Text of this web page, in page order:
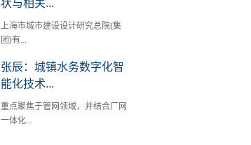
状与相关...
上海市城市建设设计研究总院(集
团)有...
张辰：城镇水务数字化智
能化技术...
重点聚焦于管网领域，并结合厂网
一体化...